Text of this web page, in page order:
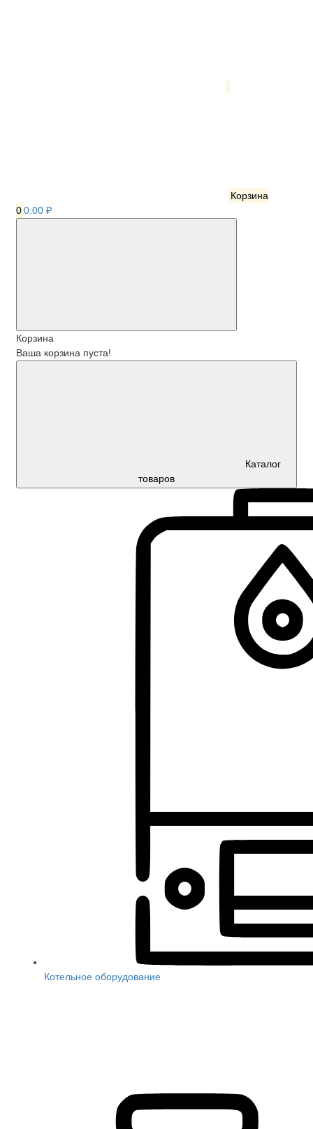
Корзина
00.00 ₽
Корзина
Ваша корзина пуста!
Каталог
товаров
Котельное оборудование